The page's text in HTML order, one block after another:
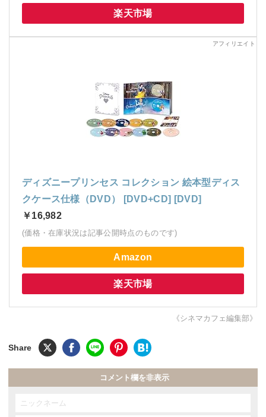
楽天市場
ディズニープリンセス コレクション 絵本型ディス
クケース仕様（DVD） [DVD+CD] [DVD]
￥16,982
(価格・在庫状況は記事公開時点のものです)
Amazon
楽天市場
《シネマカフェ編集部》
コメント欄を非表示